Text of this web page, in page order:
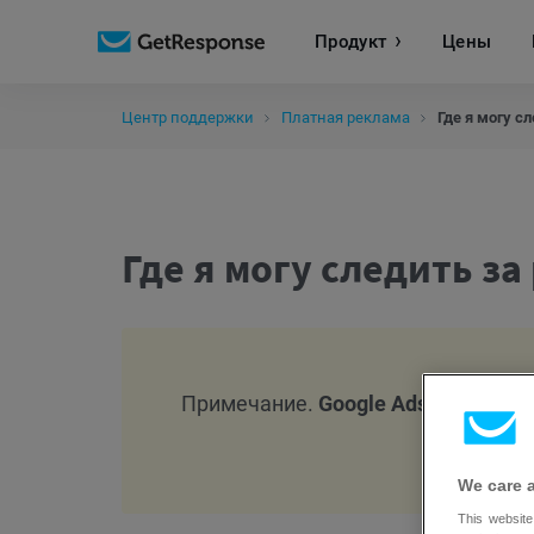
Продукт Цены
Центр поддержки Платная реклама Где я могу
Где я могу следить
Примечание. Google Ads
We care
This